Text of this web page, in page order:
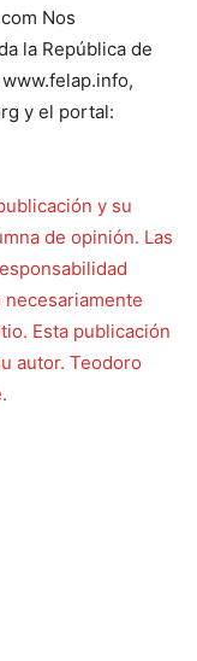
Nos
la República de
y el portal:
y su
de opinión. Las
Esta publicación
autor. Teodoro